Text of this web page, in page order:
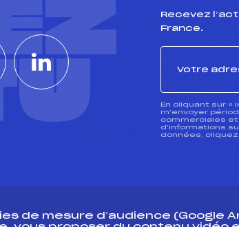
Recevez
France.
En cliquant sur «
m’envoyer
commerciales et
d’informations
données, cliquez
de mesure d’audience (Google